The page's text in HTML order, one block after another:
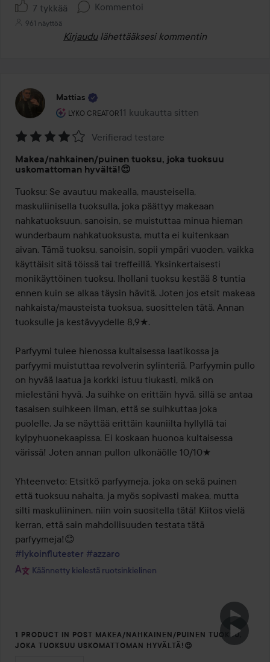
7 tykkää Kommentoi
961 näyttöä
Kirjaudu lähettääksesi kommentin
Mattias
LYKO CREATOR
Käyttäjän rooli: Lyko Creator.
11 kuukautta sitten
Viesti luotiin 11 kuukautta sitten
4
5
Verifierad testare
Makea/nahkainen/puinen tuoksu, joka tuoksuu
uskomattoman hyvältä!😍
Tuoksu: Se avautuu makealla, mausteisella,
maskuliinisella tuoksulla, joka päättyy makeaan
nahkatuoksuun, sanoisin, se muistuttaa minua hieman
wunderbaum nahkatuoksusta, mutta ei kuitenkaan
aivan. Tämä tuoksu, sanoisin, sopii ympäri vuoden, vaikka
käyttäisit sitä töissä tai treffeillä. Yksinkertaisesti
monikäyttöinen tuoksu. Ihollani tuoksu kestää 8 tuntia
ennen kuin se alkaa täysin hävitä. Joten jos etsit makeaa
nahkaista/mausteista tuoksua, suosittelen tätä. Annan
tuoksulle ja kestävyydelle 8,9★.
Parfyymi tulee hienossa kultaisessa laatikossa ja
parfyymi muistuttaa revolverin sylinteriä. Parfyymin pullo
on hyvää laatua ja korkki istuu tiukasti, mikä on
mielestäni hyvä. Ja suihke on erittäin hyvä, sillä se antaa
tasaisen suihkeen ilman, että se suihkuttaa joka
puolelle. Ja se näyttää erittäin kauniilta hyllyllä tai
kylpyhuonekaapissa. Ei koskaan huonoa kultaisessa
värissä! Joten annan pullon ulkonäölle 10/10★
Yhteenveto: Etsitkö parfyymeja, joka on sekä puinen
että tuoksuu nahalta, ja myös sopivasti makea, mutta
silti maskuliininen, niin voin suositella tätä! Kiitos vielä
kerran, että sain mahdollisuuden testata tätä
#lykoinflutester #azzaro
Käännetty kielestä ruotsinkielinen
1 PRODUCT IN POST MAKEA/NAHKAINEN/PUINEN TUOKSU,
JOKA TUOKSUU USKOMATTOMAN HYVÄLTÄ!😍